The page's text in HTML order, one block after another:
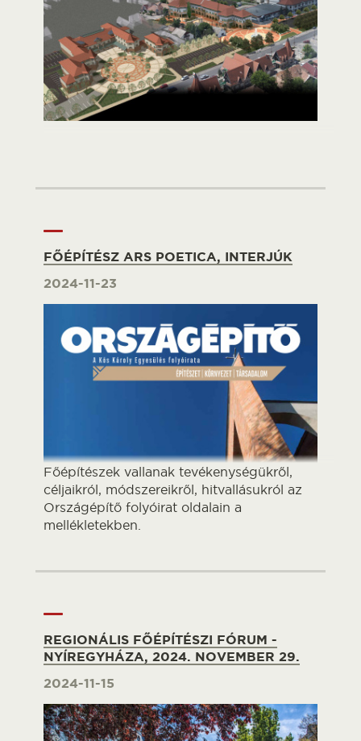
FŐÉPÍTÉSZ ARS POETICA, INTERJÚK
2024-11-23
Főépítészek vallanak tevékenységükről,
céljaikról, módszereikről, hitvallásukról az
Országépítő folyóirat oldalain a
mellékletekben.
REGIONÁLIS FŐÉPÍTÉSZI FÓRUM -
NYÍREGYHÁZA, 2024. NOVEMBER 29.
2024-11-15